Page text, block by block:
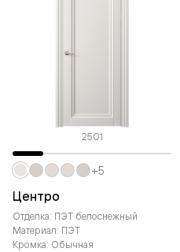
2501
Центро
Отделка: ПЭТ белоснежный
Материал: ПЭТ
Кромка: Обычная
+5